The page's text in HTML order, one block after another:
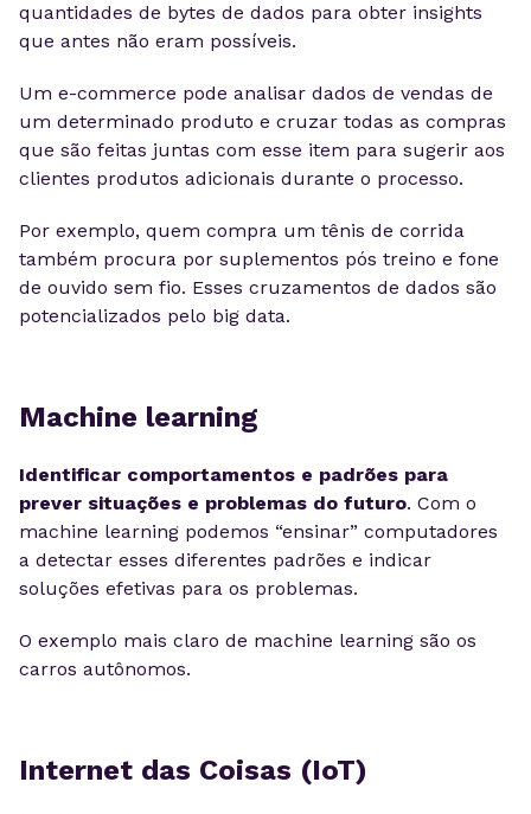
quantidades de bytes de dados para obter insights
que antes não eram possíveis.
Um e-commerce pode analisar dados de vendas de
um determinado produto e cruzar todas as compras
que são feitas juntas com esse item para sugerir aos
clientes produtos adicionais durante o processo.
Por exemplo, quem compra um tênis de corrida
também procura por suplementos pós treino e fone
de ouvido sem fio. Esses cruzamentos de dados são
potencializados pelo big data.
Machine learning
Identificar comportamentos e padrões para
prever situações e problemas do futuro. Com o
machine learning podemos “ensinar” computadores
a detectar esses diferentes padrões e indicar
soluções efetivas para os problemas.
O exemplo mais claro de machine learning são os
carros autônomos.
Internet das Coisas (IoT)